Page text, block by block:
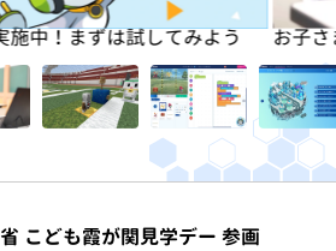
い」を学びの原動力に！ 初め
こども霞が関見学デー 参画